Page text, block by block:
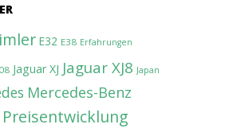
E32 E38 Erfahrungen
Jaguar XJ Jaguar XJ8 Japan
Mercedes-Benz
Preisentwicklung